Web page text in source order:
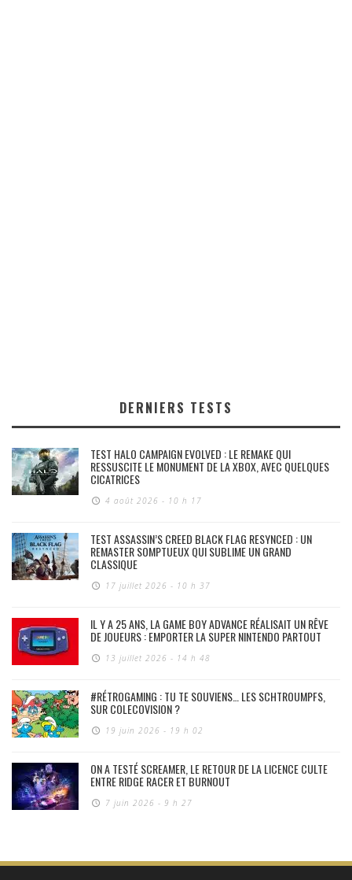
DERNIERS TESTS
TEST HALO CAMPAIGN EVOLVED : LE REMAKE QUI
RESSUSCITE LE MONUMENT DE LA XBOX, AVEC QUELQUES
CICATRICES
4 août 2026 - 10 h 17
TEST ASSASSIN’S CREED BLACK FLAG RESYNCED : UN
REMASTER SOMPTUEUX QUI SUBLIME UN GRAND
CLASSIQUE
17 juillet 2026 - 10 h 37
IL Y A 25 ANS, LA GAME BOY ADVANCE RÉALISAIT UN RÊVE
DE JOUEURS : EMPORTER LA SUPER NINTENDO PARTOUT
13 juillet 2026 - 14 h 48
#RÉTROGAMING : TU TE SOUVIENS… LES SCHTROUMPFS,
SUR COLECOVISION ?
19 juin 2026 - 19 h 02
ON A TESTÉ SCREAMER, LE RETOUR DE LA LICENCE CULTE
ENTRE RIDGE RACER ET BURNOUT
7 juin 2026 - 9 h 27